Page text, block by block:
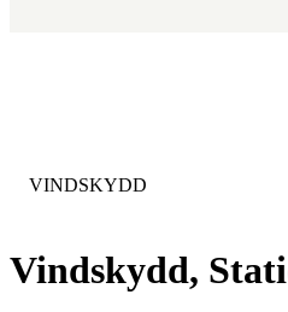
Vindskydd,
KATEGORI:
VINDSKYDD